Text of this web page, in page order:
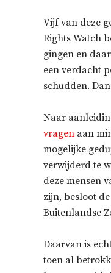
Vijf van deze
Rights Watch
gingen en
een verdacht
schudden.
Naar
vragen aan
mogelijke
verwijderd te
deze mensen
zijn, besloot
Buitenlandse
Daarvan is
toen al